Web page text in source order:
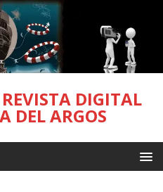
DIGITAL
DEL ARGOS